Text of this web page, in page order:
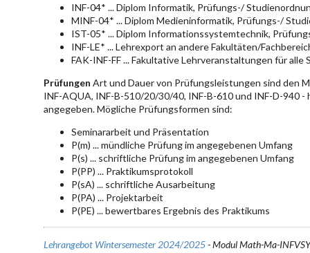
INF-04* ... Diplom Informatik, Prüfungs-/
MINF-04* ... Diplom Medieninformatik, Prüfungs-/
IST-05* ... Diplom Informationssystemtechnik,
INF-LE* ... Lehrexport an andere Fakultäten/
FAK-INF-FF ... Fakultative Lehrveranstaltungen für
Prüfungen Art und Dauer von Prüfungsleistungen sind den
INF-AQUA, INF-B-510/20/30/40, INF-B-610 und INF-D-940
angegeben. Mögliche Prüfungsformen sind:
Seminararbeit und Präsentation
P(m) ... mündliche Prüfung im angegebenen Umfang
P(s) ... schriftliche Prüfung im angegebenen Umfang
P(PP) ... Praktikumsprotokoll
P(sA) ... schriftliche Ausarbeitung
P(PA) ... Projektarbeit
P(PE) ... bewertbares Ergebnis des Praktikums
Lehrangebot Wintersemester 2024/2025- Modul Math-Ma-INFVSY